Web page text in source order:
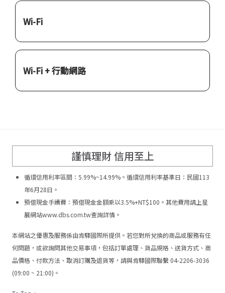
Wi-Fi
Wi-Fi + 行動網路
謹慎理財 信用至上
循環信用利率區間：5.99%~14.99%。循環信用利率基準日：民國113
年6月28日。
預借現金手續費：預借現金金額乘以3.5%+NT$100。其他費用請上星
展網站www.dbs.com.tw查詢詳情。
本網站之優惠及服務係由肯驛國際所提供。若您對所兌換的商品或服務有任
何問題，或欲詢問其他交易事項，包括訂單處理、貨品規格、送貨方式、商
品價格、付款方法、取消訂購及退貨等，請與肯驛國際聯繫 04-2206-3036
(09:00 ~ 21:00)。